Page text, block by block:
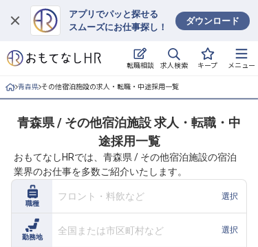
アプリでパッと探せる
スムーズにお仕事探し！
ダウンロード
転職相談 求人検索 キープ メニュー
ログイン
求人・施設を探す
就職・転職 合同説明会
おもてなしHRについて
ご利用の流れ
よくある質問
青森県 その他宿泊施設の求人・転職・中途採用一覧
青森県 / その他宿泊施設 求人・転職・中
途採用一覧
おもてなしHRでは、青森県 / その他宿泊施設の宿泊
業界のお仕事を多数ご紹介いたします。
職種
フロント・料飲など 選択
勤務地
全国または市区町村など 選択